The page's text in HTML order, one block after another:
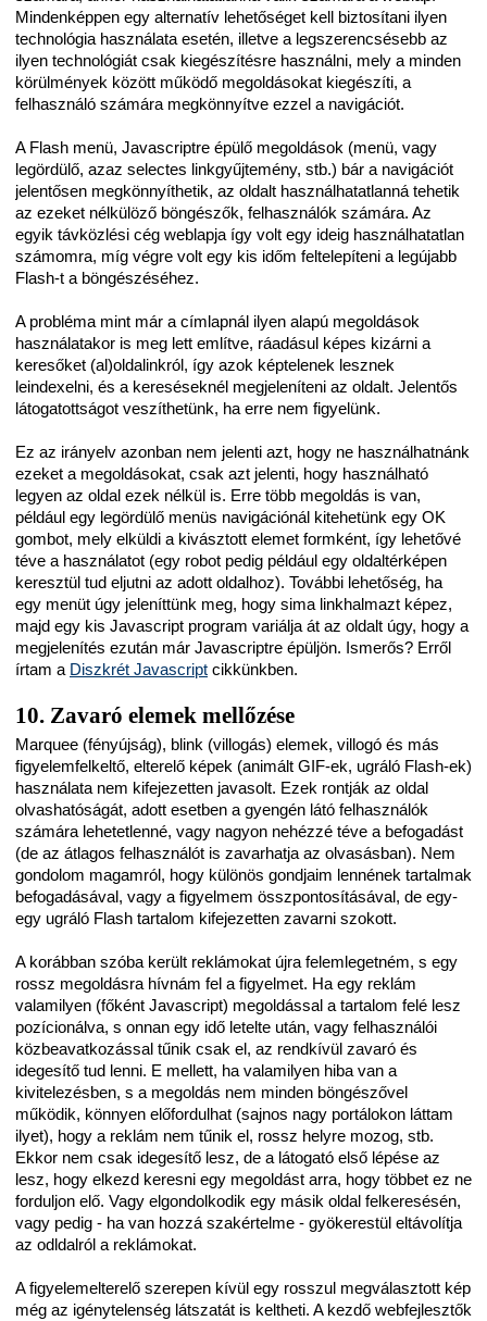
Mindenképpen egy alternatív lehetőséget kell biztosítani ilyen
technológia használata esetén, illetve a legszerencsésebb az
ilyen technológiát csak kiegészítésre használni, mely a minden
körülmények között működő megoldásokat kiegészíti, a
felhasználó számára megkönnyítve ezzel a navigációt.
A Flash menü, Javascriptre épülő megoldások (menü, vagy
legördülő, azaz selectes linkgyűjtemény, stb.) bár a navigációt
jelentősen megkönnyíthetik, az oldalt használhatatlanná tehetik
az ezeket nélkülöző böngészők, felhasználók számára. Az
egyik távközlési cég weblapja így volt egy ideig használhatatlan
számomra, míg végre volt egy kis időm feltelepíteni a legújabb
Flash-t a böngészéséhez.
A probléma mint már a címlapnál ilyen alapú megoldások
használatakor is meg lett említve, ráadásul képes kizárni a
keresőket (al)oldalinkról, így azok képtelenek lesznek
leindexelni, és a kereséseknél megjeleníteni az oldalt. Jelentős
látogatottságot veszíthetünk, ha erre nem figyelünk.
Ez az irányelv azonban nem jelenti azt, hogy ne használhatnánk
ezeket a megoldásokat, csak azt jelenti, hogy használható
legyen az oldal ezek nélkül is. Erre több megoldás is van,
például egy legördülő menüs navigációnál kitehetünk egy OK
gombot, mely elküldi a kivásztott elemet formként, így lehetővé
téve a használatot (egy robot pedig például egy oldaltérképen
keresztül tud eljutni az adott oldalhoz). További lehetőség, ha
egy menüt úgy jeleníttünk meg, hogy sima linkhalmazt képez,
majd egy kis Javascript program variálja át az oldalt úgy, hogy a
megjelenítés ezután már Javascriptre épüljön. Ismerős? Erről
írtam a Diszkrét Javascript cikkünkben.
10. Zavaró elemek mellőzése
Marquee (fényújság), blink (villogás) elemek, villogó és más
figyelemfelkeltő, elterelő képek (animált GIF-ek, ugráló Flash-ek)
használata nem kifejezetten javasolt. Ezek rontják az oldal
olvashatóságát, adott esetben a gyengén látó felhasználók
számára lehetetlenné, vagy nagyon nehézzé téve a befogadást
(de az átlagos felhasználót is zavarhatja az olvasásban). Nem
gondolom magamról, hogy különös gondjaim lennének tartalmak
befogadásával, vagy a figyelmem összpontosításával, de egy-
egy ugráló Flash tartalom kifejezetten zavarni szokott.
A korábban szóba került reklámokat újra felemlegetném, s egy
rossz megoldásra hívnám fel a figyelmet. Ha egy reklám
valamilyen (főként Javascript) megoldással a tartalom felé lesz
pozícionálva, s onnan egy idő letelte után, vagy felhasználói
közbeavatkozással tűnik csak el, az rendkívül zavaró és
idegesítő tud lenni. E mellett, ha valamilyen hiba van a
kivitelezésben, s a megoldás nem minden böngészővel
működik, könnyen előfordulhat (sajnos nagy portálokon láttam
ilyet), hogy a reklám nem tűnik el, rossz helyre mozog, stb.
Ekkor nem csak idegesítő lesz, de a látogató első lépése az
lesz, hogy elkezd keresni egy megoldást arra, hogy többet ez ne
forduljon elő. Vagy elgondolkodik egy másik oldal felkeresésén,
vagy pedig - ha van hozzá szakértelme - gyökerestül eltávolítja
az odldalról a reklámokat.
A figyelemelterelő szerepen kívül egy rosszul megválasztott kép
még az igénytelenség látszatát is keltheti. A kezdő webfejlesztők